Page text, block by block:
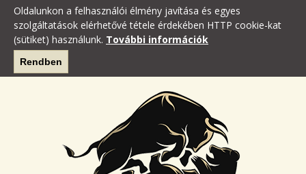
Oldalunkon a felhasználói élmény javítása és egyes
szolgáltatások elérhetővé tétele érdekében HTTP cookie-kat
(sütiket) használunk. További információk
Rendben